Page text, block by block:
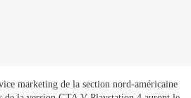
marketing de la section nord-américaine